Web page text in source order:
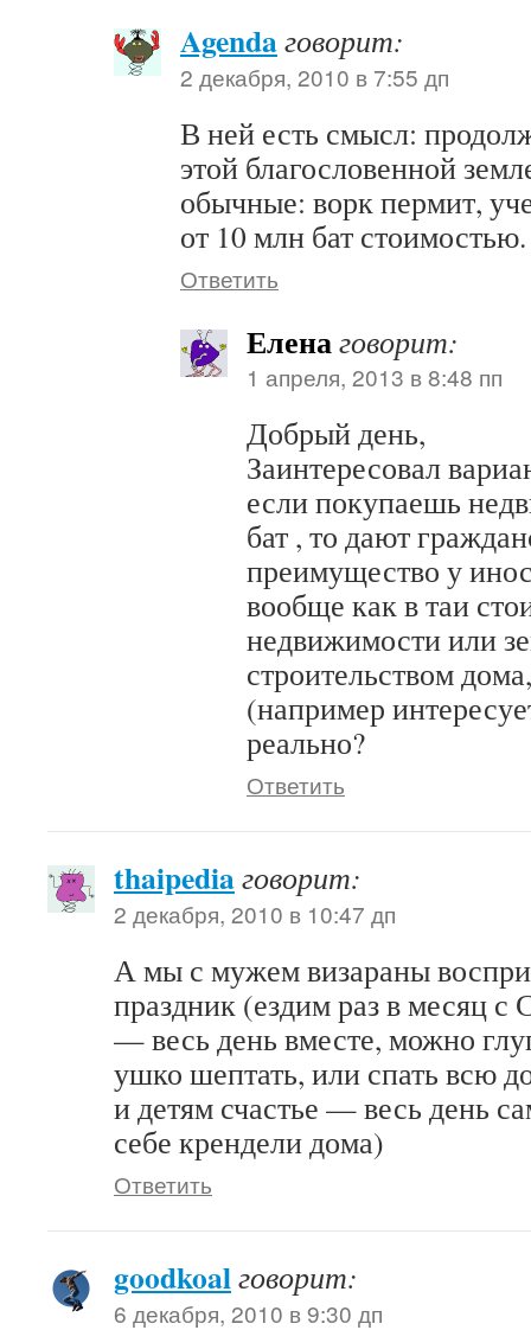
Agendaговорит:
2 декабря, 2010 в 7:55 дп
В ней есть смысл:
этой благословенной
обычные: ворк пермит,
от 10 млн бат стоимостью.
Ответить
Еленаговорит:
1 апреля, 2013 в 8:48 пп
Добрый день,
Заинтересовал
если покупаешь
бат , то дают
преимущество у
вообще как в таи
недвижимости или
строительством
(например
реально?
Ответить
thaipediaговорит:
2 декабря, 2010 в 10:47 дп
А мы с мужем визараны
праздник (ездим раз в месяц
— весь день вместе, можно
ушко шептать, или спать всю
и детям счастье — весь день
себе крендели дома)
Ответить
goodkoalговорит:
6 декабря, 2010 в 9:30 дп